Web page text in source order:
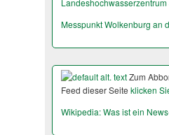
Landeshochwas­serzentrum
Messpunkt Wolkenburg an
Zum
Feed dieser Seite klicken
Wikipedia: Was ist ein